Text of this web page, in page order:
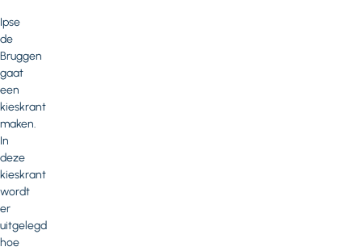
Ipse
de
Bruggen
gaat
een
kieskrant
maken.
In
deze
kieskrant
wordt
er
uitgelegd
hoe